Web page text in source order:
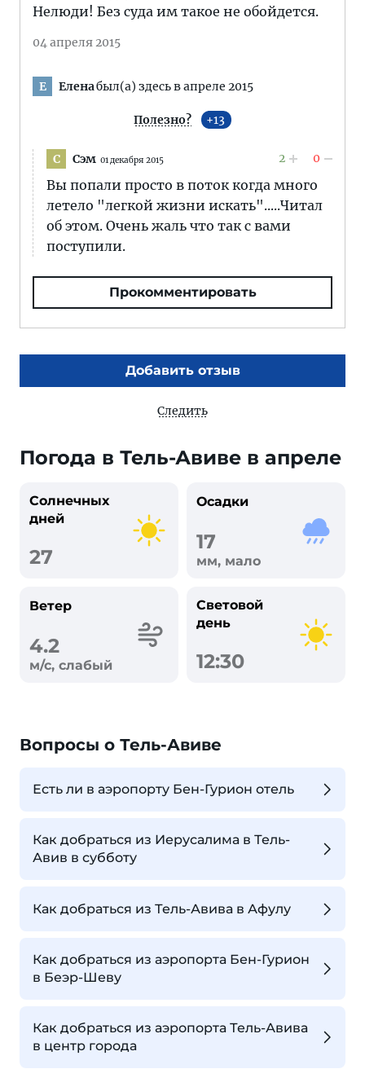
Нелюди! Без суда им такое не обойдется.
04 апреля 2015
Е Еленабыл(а) здесь в апреле 2015
Полезно? 13
С Сэм 01 декабря 2015 2 0
Вы попали просто в поток когда много
летело "легкой жизни искать".....Читал
об этом. Очень жаль что так с вами
поступили.
Прокомментировать
Добавить отзыв
Следить
Погода в Тель-Авиве в апреле
Солнечных
дней
27
Осадки
17
мм, мало
Ветер
4.2
м/с, слабый
Световой
день
12:30
Вопросы о Тель-Авиве
Есть ли в аэропорту Бен-Гурион отель
Как добраться из Иерусалима в Тель-
Авив в субботу
Как добраться из Тель-Авива в Афулу
Как добраться из аэропорта Бен-Гурион
в Беэр-Шеву
Как добраться из аэропорта Тель-Авива
в центр города